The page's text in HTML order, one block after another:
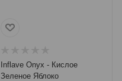
Inflave Onyx - Кислое
Зеленое Яблоко